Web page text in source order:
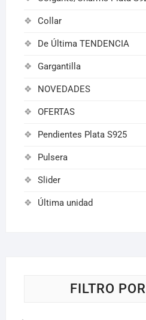
Collar
De Última TENDENCIA
Gargantilla
NOVEDADES
OFERTAS
Pendientes Plata S925
Pulsera
Slider
Última unidad
FILTRO